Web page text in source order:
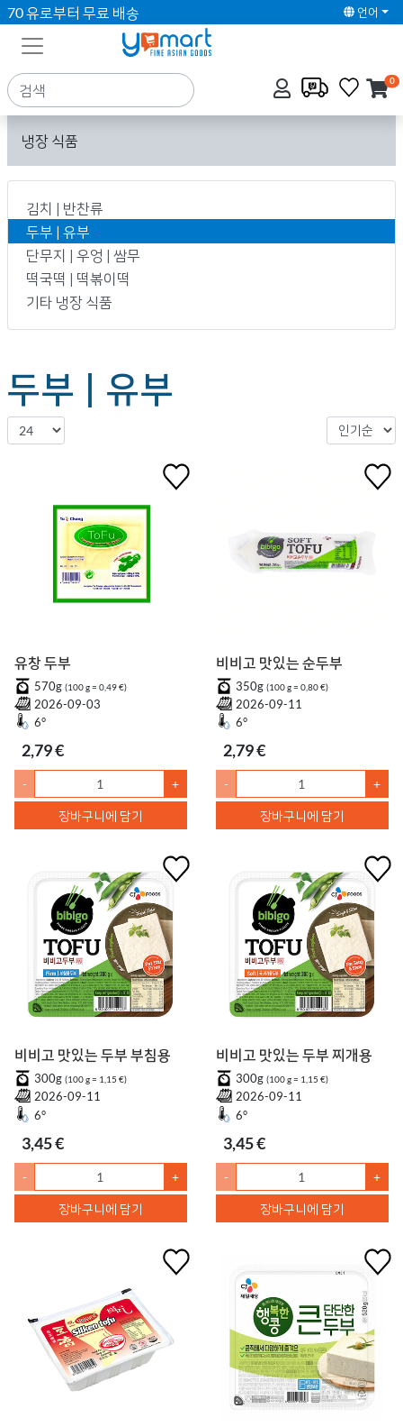
70 유로부터 무료 배송 언어
0
냉장 식품
김치 | 반찬류
두부 | 유부
단무지 | 우엉 | 쌈무
떡국떡 | 떡볶이떡
기타 냉장 식품
두부 | 유부
유창 두부
570g (100 g = 0,49 €)
2026-09-03
6°
2,79 €
- +
장바구니에 담기
비비고 맛있는 순두부
350g (100 g = 0,80 €)
2026-09-11
6°
2,79 €
- +
장바구니에 담기
비비고 맛있는 두부 부침용
300g (100 g = 1,15 €)
2026-09-11
6°
3,45 €
- +
장바구니에 담기
비비고 맛있는 두부 찌개용
300g (100 g = 1,15 €)
2026-09-11
6°
3,45 €
- +
장바구니에 담기